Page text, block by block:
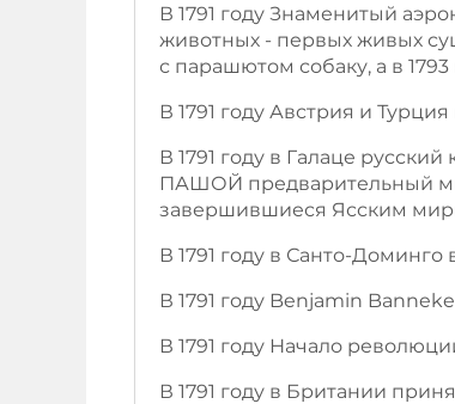
В 1791 году Знаменитый
животных - первых живых
с парашютом собаку, а в
В 1791 году Австрия и
В 1791 году в Галаце
ПАШОЙ предварительный
завершившиеся Ясским
В 1791 году в Санто-
В 1791 году Benjamin
В 1791 году Начало
В 1791 году в Британии